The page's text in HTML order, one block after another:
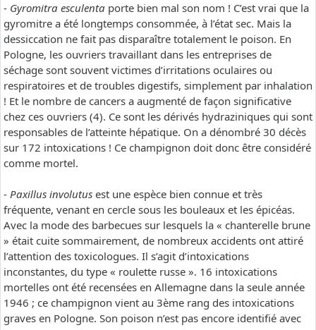
- Gyromitra esculenta porte bien mal son nom ! C’est vrai que la
gyromitre a été longtemps consommée, à l’état sec. Mais la
dessiccation ne fait pas disparaître totalement le poison. En
Pologne, les ouvriers travaillant dans les entreprises de
séchage sont souvent victimes d’irritations oculaires ou
respiratoires et de troubles digestifs, simplement par inhalation
! Et le nombre de cancers a augmenté de façon significative
chez ces ouvriers (4). Ce sont les dérivés hydraziniques qui sont
responsables de l’atteinte hépatique. On a dénombré 30 décès
sur 172 intoxications ! Ce champignon doit donc être considéré
comme mortel.
- Paxillus involutus est une espèce bien connue et très
fréquente, venant en cercle sous les bouleaux et les épicéas.
Avec la mode des barbecues sur lesquels la « chanterelle brune
» était cuite sommairement, de nombreux accidents ont attiré
l’attention des toxicologues. Il s’agit d’intoxications
inconstantes, du type « roulette russe ». 16 intoxications
mortelles ont été recensées en Allemagne dans la seule année
1946 ; ce champignon vient au 3ème rang des intoxications
graves en Pologne. Son poison n’est pas encore identifié avec